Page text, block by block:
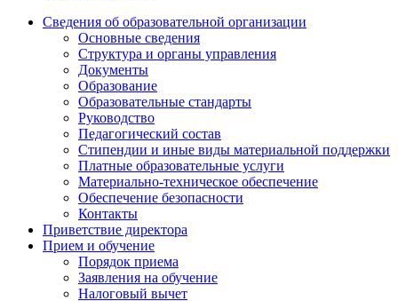
Сведения об образовательной организации
Основные сведения
Структура и органы управления
Документы
Образование
Образовательные стандарты
Руководство
Педагогический состав
Стипендии и иные виды материальной поддержки
Платные образовательные услуги
Материально-техническое обеспечение
Обеспечение безопасности
Контакты
Приветствие директора
Прием и обучение
Порядок приема
Заявления на обучение
Налоговый вычет